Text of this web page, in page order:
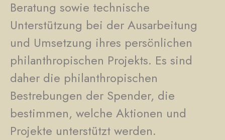
Beratung sowie technische
Unterstützung bei der Ausarbeitung
und Umsetzung ihres persönlichen
philanthropischen Projekts. Es sind
daher die philanthropischen
Bestrebungen der Spender, die
bestimmen, welche Aktionen und
Projekte unterstützt werden.